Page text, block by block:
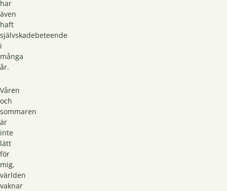
har
även
haft
självskadebeteende
i
många
år.
Våren
och
sommaren
är
inte
lätt
för
mig,
världen
vaknar